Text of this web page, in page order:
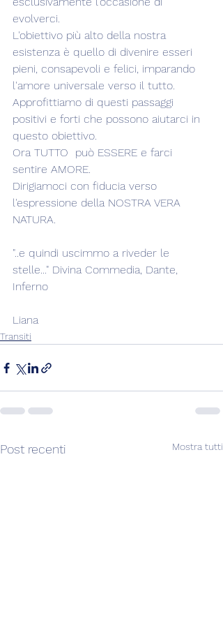
evolverci.
L'obiettivo più alto della nostra
esistenza è quello di divenire esseri
pieni, consapevoli e felici, imparando
l'amore universale verso il tutto.
Approfittiamo di questi passaggi
positivi e forti che possono aiutarci in
questo obiettivo.
Ora TUTTO  può ESSERE e farci
sentire AMORE.
Dirigiamoci con fiducia verso
l'espressione della NOSTRA VERA
NATURA.
"..e quindi uscimmo a riveder le
stelle..." Divina Commedia, Dante,
Inferno
Liana
Transiti
Post recenti Mostra tutti